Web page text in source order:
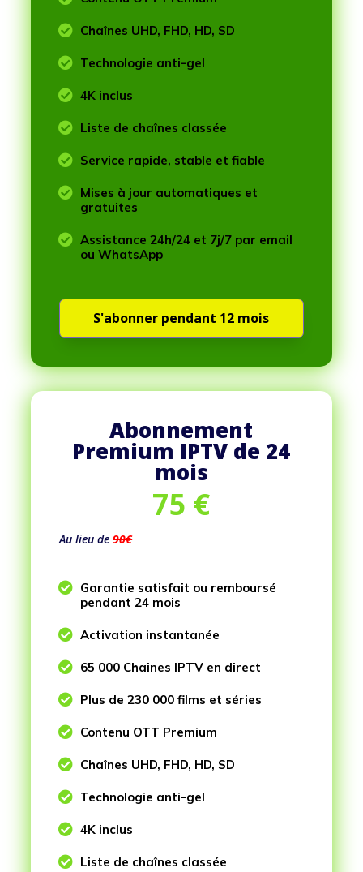
 Chaînes UHD, FHD, HD, SD
 Technologie anti-gel
 4K inclus
 Liste de chaînes classée
 Service rapide, stable et fiable
 Mises à jour automatiques et
gratuites
 Assistance 24h/24 et 7j/7 par email
ou WhatsApp
S'abonner pendant 12 mois
Abonnement
Premium IPTV de 24
mois
75 €
Au lieu de90€
 Garantie satisfait ou remboursé
pendant 24 mois
 Activation instantanée
 65 000 Chaines IPTV en direct
 Plus de 230 000 films et séries
 Contenu OTT Premium
 Chaînes UHD, FHD, HD, SD
 Technologie anti-gel
 4K inclus
 Liste de chaînes classée